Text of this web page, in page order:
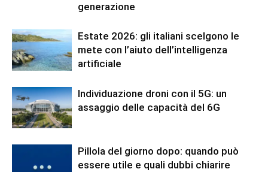
generazione
Estate 2026: gli italiani scelgono le
mete con l’aiuto dell’intelligenza
artificiale
Individuazione droni con il 5G: un
assaggio delle capacità del 6G
Pillola del giorno dopo: quando può
essere utile e quali dubbi chiarire